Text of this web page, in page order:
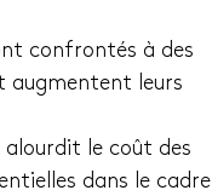
confrontés à des
augmentent leurs
alourdit le coût des
dans le cadre